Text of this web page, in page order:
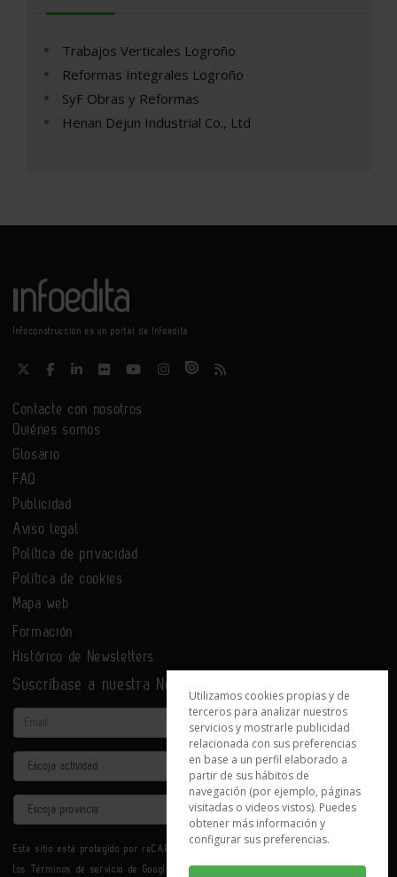
Trabajos Verticales Logroño
Reformas Integrales Logroño
SyF Obras y Reformas
Henan Dejun Industrial Co., Ltd
Infoconstrucción es un portal de Infoedita
Contacte con nosotros
Quiénes somos
Glosario
FAQ
Publicidad
Aviso legal
Política de privacidad
Política de cookies
Mapa web
Formación
Histórico de Newsletters
Suscríbase a nuestra Newsletter
Email
Actividad
Provincia
Este sitio está protegido por reCAPTCHA y se aplican la
los Términos de servicio de Google.
Utilizamos cookies propias y de
terceros para analizar nuestros
servicios y mostrarle publicidad
relacionada con sus preferencias
en base a un perfil elaborado a
partir de sus hábitos de
navegación (por ejemplo, páginas
visitadas o videos vistos). Puedes
obtener más información y
configurar sus preferencias.